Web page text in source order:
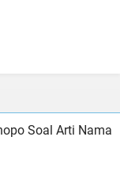
Soal Arti Nama